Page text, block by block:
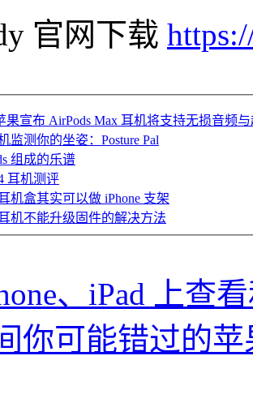
官网下载
果宣布 AirPods Max 耳机将支持无损音频
监测你的坐姿：Posture Pal
组成的乐谱
耳机测评
机盒其实可以做 iPhone 支架
机不能升级固件的解决方法
、iPad 上查
你可能错过的苹